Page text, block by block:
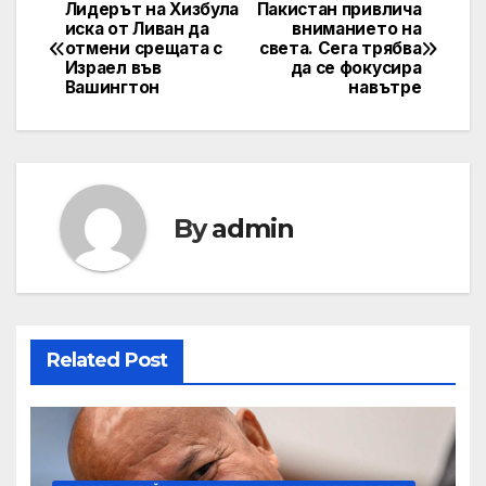
Навигация
Пакистан привлича
вниманието на
света. Сега трябва
да се фокусира
навътре
Лидерът на Хизбула
иска от Ливан да
отмени срещата с
Израел във
Вашингтон
Byadmin
Related Post